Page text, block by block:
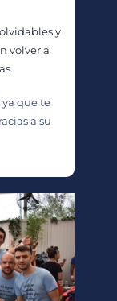
y
volver a
que te
a su